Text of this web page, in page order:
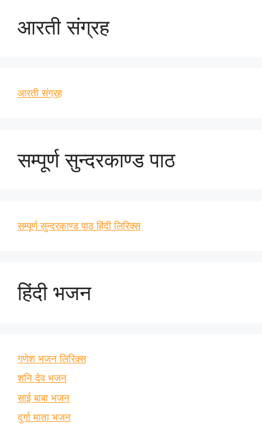
आरती संग्रह
आरती संग्रह
सम्पूर्ण सुन्दरकाण्ड पाठ
सम्पूर्ण सुन्दरकाण्ड पाठ हिंदी लिरिक्स
हिंदी भजन
गणेश भजन लिरिक्स
शनि देव भजन
साई बाबा भजन
दुर्गा माता भजन